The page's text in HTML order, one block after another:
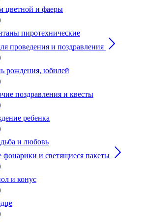
цветной и фаеры
пиротехнические
проведения и поздравления
рождения, юбилей
поздравления и квесты
ребенка
и любовь
фонарики и светящиеся пакеты
и конус